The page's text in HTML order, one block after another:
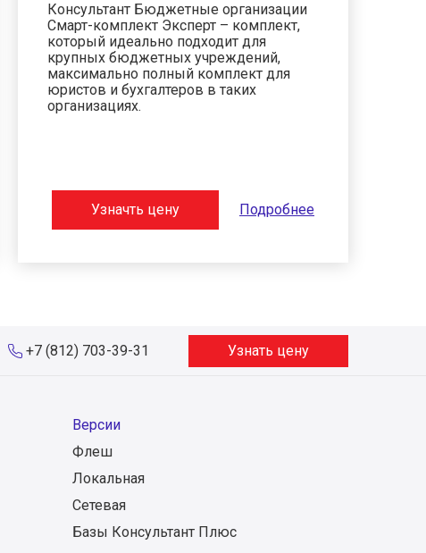
Консультант Бюджетные организации
Смарт-комплект Эксперт – комплект,
который идеально подходит для
крупных бюджетных учреждений,
максимально полный комплект для
юристов и бухгалтеров в таких
организациях.
Узначть цену Подробнее
+7 (812) 703-39-31 Узнать цену
Версии
Флеш
Локальная
Сетевая
Базы Консультант Плюс